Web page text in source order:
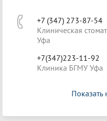
+7 (347) 273-87-54
Клиническая
Уфа
+7(347)223-11-92
Клиника БГМУ Уфа
Показать